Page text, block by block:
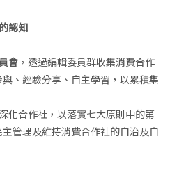
認知
會，透過編輯委員群收集消費合作
、經驗分享、自主學習，以累積集
化合作社，以落實七大原則中的第
管理及維持消費合作社的自治及自